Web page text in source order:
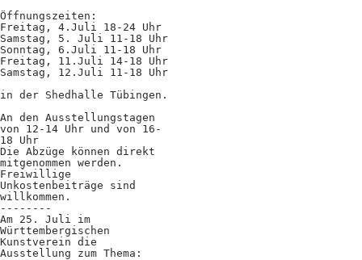
Öffnungszeiten:
Freitag, 4.Juli 18-24 Uhr
Samstag, 5. Juli 11-18 Uhr
Sonntag, 6.Juli 11-18 Uhr
Freitag, 11.Juli 14-18 Uhr
Samstag, 12.Juli 11-18 Uhr
in der Shedhalle Tübingen.
An den Ausstellungstagen
von 12-14 Uhr und von 16-
18 Uhr
Die Abzüge können direkt
mitgenommen werden.
Freiwillige
Unkostenbeiträge sind
willkommen.
--------
Am 25. Juli im
Württembergischen
Kunstverein die
Ausstellung zum Thema: